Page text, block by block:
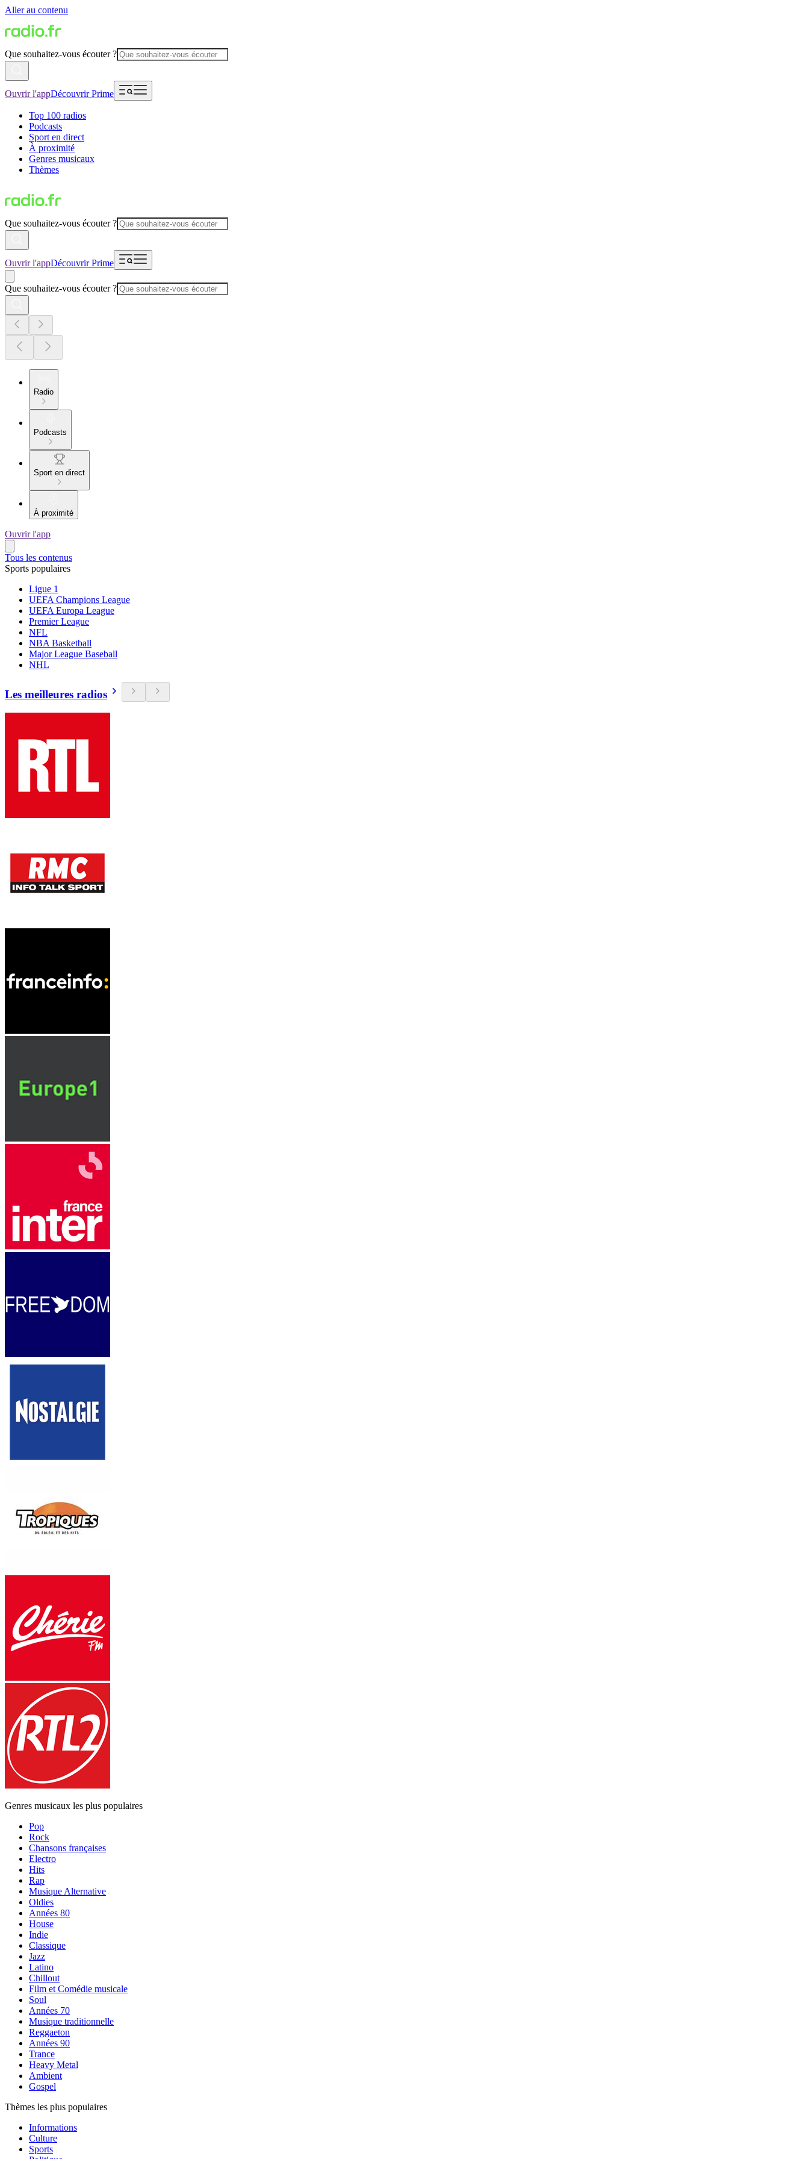
Aller au contenu
Que souhaitez-vous écouter ?
Ouvrir l'appDécouvrir Prime
Top 100 radios
Podcasts
Sport en direct
À proximité
Genres musicaux
Thèmes
Que souhaitez-vous écouter ?
Ouvrir l'appDécouvrir Prime
Que souhaitez-vous écouter ?
Radio
Podcasts
Sport en direct
À proximité
Ouvrir l'app
Tous les contenus
Sports populaires
Ligue 1
UEFA Champions League
UEFA Europa League
Premier League
NFL
NBA Basketball
Major League Baseball
NHL
Les meilleures radios
Genres musicaux les plus populaires
Pop
Rock
Chansons françaises
Electro
Hits
Rap
Musique Alternative
Oldies
Années 80
House
Indie
Classique
Jazz
Latino
Chillout
Film et Comédie musicale
Soul
Années 70
Musique traditionnelle
Reggaeton
Années 90
Trance
Heavy Metal
Ambient
Gospel
Thèmes les plus populaires
Informations
Culture
Sports